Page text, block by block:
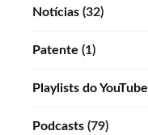
Notícias (32)
Patente (1)
Playlists do YouTube
Podcasts (79)